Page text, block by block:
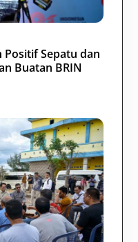
Positif Sepatu dan
Buatan BRIN